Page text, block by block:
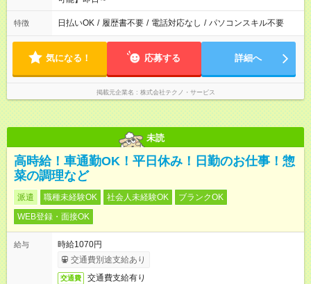
特徴 日払いOK / 履歴書不要 / 電話対応なし / パソコンスキル不要
気になる！ 応募する 詳細へ
掲載元企業名 株式会社テクノ・サービス
未読
高時給！車通勤OK！平日休み！日勤のお仕事！惣
菜の調理など
派遣 職種未経験OK 社会人未経験OK
ブランクOK
WEB登録・面接OK
給与
時給1070円
交通費別途支給あり
交通費 交通費支給有り